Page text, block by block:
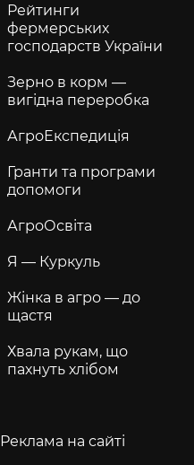
Рейтинги
фермерських
господарств України
Зерно в корм —
вигідна переробка
АгроЕкспедиція
Гранти та програми
допомоги
АгроОсвіта
Я — Куркуль
Жінка в агро — до
щастя
Хвала рукам, що
пахнуть хлібом
Реклама на сайті